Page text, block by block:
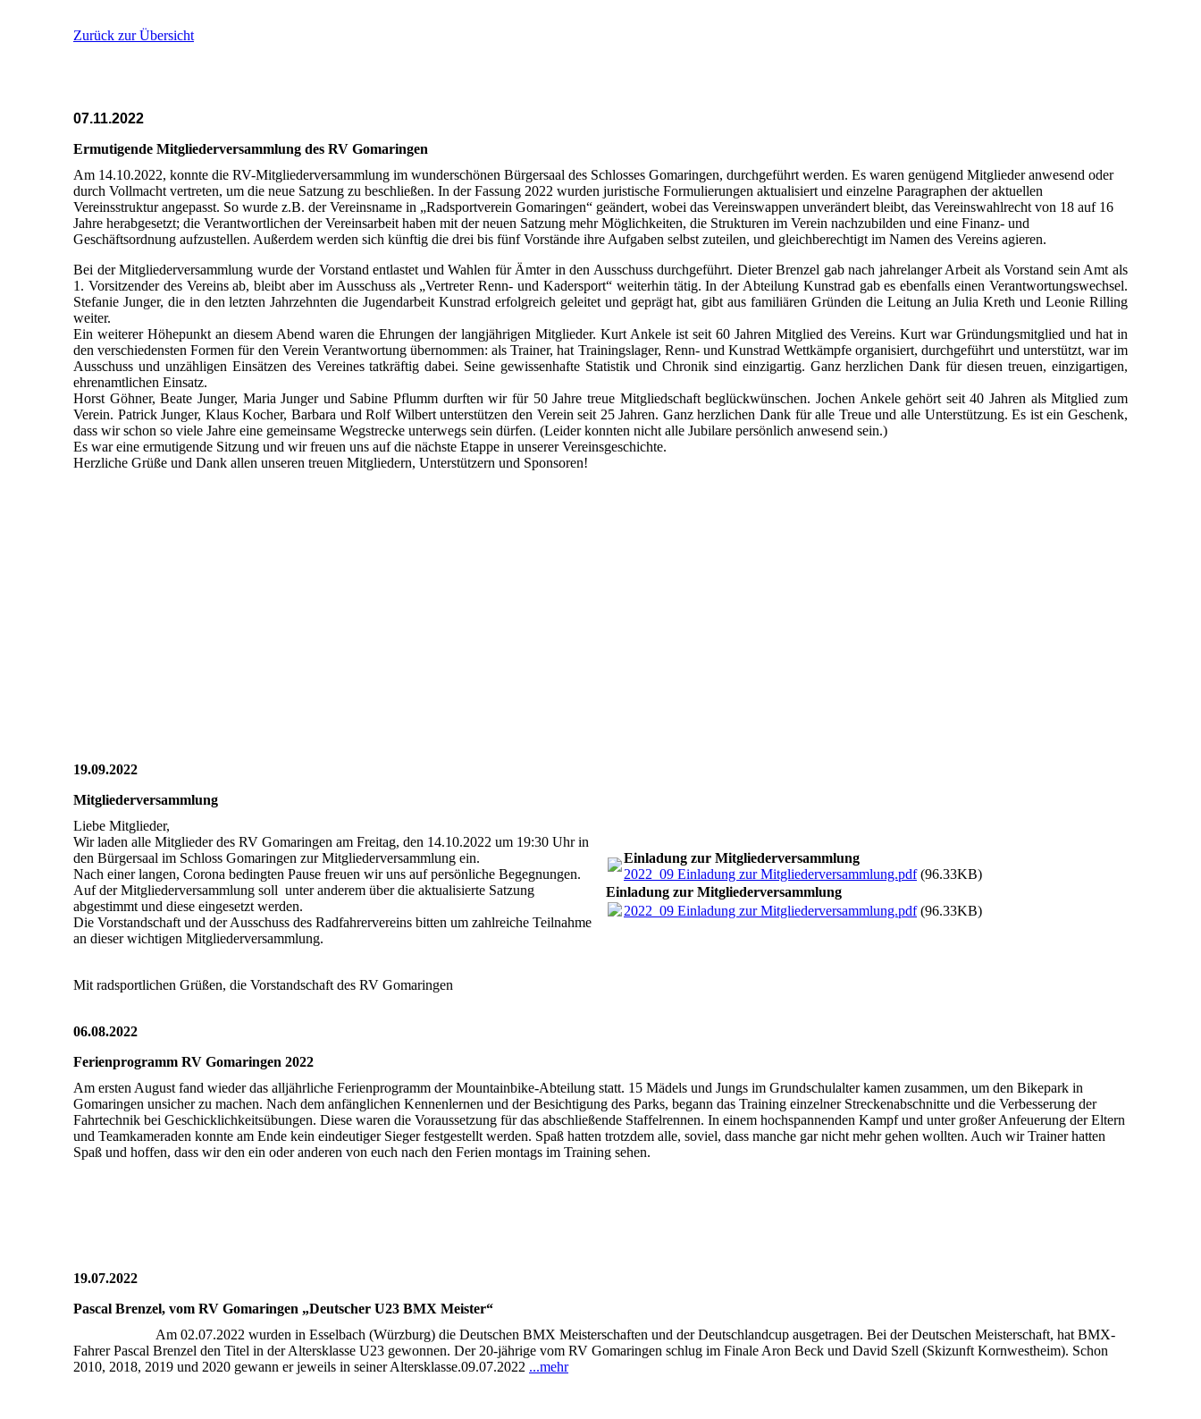
Zurück zur Übersicht
07.11.2022
Ermutigende Mitgliederversammlung des RV Gomaringen
Am 14.10.2022, konnte die RV-Mitgliederversammlung im wunderschönen Bürgersaal des Schlosses Gomaringen, durchgeführt werden. Es waren genügend Mitglieder anwesend oder
durch Vollmacht vertreten, um die neue Satzung zu beschließen. In der Fassung 2022 wurden juristische Formulierungen aktualisiert und einzelne Paragraphen der aktuellen
Vereinsstruktur angepasst. So wurde z.B. der Vereinsname in „Radsportverein Gomaringen“ geändert, wobei das Vereinswappen unverändert bleibt, das Vereinswahlrecht von 18 auf 16
Jahre herabgesetzt; die Verantwortlichen der Vereinsarbeit haben mit der neuen Satzung mehr Möglichkeiten, die Strukturen im Verein nachzubilden und eine Finanz- und
Geschäftsordnung aufzustellen. Außerdem werden sich künftig die drei bis fünf Vorstände ihre Aufgaben selbst zuteilen, und gleichberechtigt im Namen des Vereins agieren.
Bei der Mitgliederversammlung wurde der Vorstand entlastet und Wahlen für Ämter in den Ausschuss durchgeführt. Dieter Brenzel gab nach jahrelanger Arbeit als Vorstand sein Amt als
1. Vorsitzender des Vereins ab, bleibt aber im Ausschuss als „Vertreter Renn- und Kadersport“ weiterhin tätig. In der Abteilung Kunstrad gab es ebenfalls einen Verantwortungswechsel.
Stefanie Junger, die in den letzten Jahrzehnten die Jugendarbeit Kunstrad erfolgreich geleitet und geprägt hat, gibt aus familiären Gründen die Leitung an Julia Kreth und Leonie Rilling
weiter.
Ein weiterer Höhepunkt an diesem Abend waren die Ehrungen der langjährigen Mitglieder. Kurt Ankele ist seit 60 Jahren Mitglied des Vereins. Kurt war Gründungsmitglied und hat in
den verschiedensten Formen für den Verein Verantwortung übernommen: als Trainer, hat Trainingslager, Renn- und Kunstrad Wettkämpfe organisiert, durchgeführt und unterstützt, war im
Ausschuss und unzähligen Einsätzen des Vereines tatkräftig dabei. Seine gewissenhafte Statistik und Chronik sind einzigartig. Ganz herzlichen Dank für diesen treuen, einzigartigen,
ehrenamtlichen Einsatz.
Horst Göhner, Beate Junger, Maria Junger und Sabine Pflumm durften wir für 50 Jahre treue Mitgliedschaft beglückwünschen. Jochen Ankele gehört seit 40 Jahren als Mitglied zum
Verein. Patrick Junger, Klaus Kocher, Barbara und Rolf Wilbert unterstützen den Verein seit 25 Jahren. Ganz herzlichen Dank für alle Treue und alle Unterstützung. Es ist ein Geschenk,
dass wir schon so viele Jahre eine gemeinsame Wegstrecke unterwegs sein dürfen. (Leider konnten nicht alle Jubilare persönlich anwesend sein.)
Es war eine ermutigende Sitzung und wir freuen uns auf die nächste Etappe in unserer Vereinsgeschichte.
Herzliche Grüße und Dank allen unseren treuen Mitgliedern, Unterstützern und Sponsoren!
19.09.2022
Mitgliederversammlung
Liebe Mitglieder,
Wir laden alle Mitglieder des RV Gomaringen am Freitag, den 14.10.2022 um 19:30 Uhr in
den Bürgersaal im Schloss Gomaringen zur Mitgliederversammlung ein.
Nach einer langen, Corona bedingten Pause freuen wir uns auf persönliche Begegnungen.
Auf der Mitgliederversammlung soll unter anderem über die aktualisierte Satzung
abgestimmt und diese eingesetzt werden.
Die Vorstandschaft und der Ausschuss des Radfahrervereins bitten um zahlreiche Teilnahme
an dieser wichtigen Mitgliederversammlung.
Mit radsportlichen Grüßen, die Vorstandschaft des RV Gomaringen
Einladung zur Mitgliederversammlung
2022_09 Einladung zur Mitgliederversammlung.pdf(96.33KB)
Einladung zur Mitgliederversammlung
2022_09 Einladung zur Mitgliederversammlung.pdf(96.33KB)
06.08.2022
Ferienprogramm RV Gomaringen 2022
Am ersten August fand wieder das alljährliche Ferienprogramm der Mountainbike-Abteilung statt. 15 Mädels und Jungs im Grundschulalter kamen zusammen, um den Bikepark in
Gomaringen unsicher zu machen. Nach dem anfänglichen Kennenlernen und der Besichtigung des Parks, begann das Training einzelner Streckenabschnitte und die Verbesserung der
Fahrtechnik bei Geschicklichkeitsübungen. Diese waren die Voraussetzung für das abschließende Staffelrennen. In einem hochspannenden Kampf und unter großer Anfeuerung der Eltern
und Teamkameraden konnte am Ende kein eindeutiger Sieger festgestellt werden. Spaß hatten trotzdem alle, soviel, dass manche gar nicht mehr gehen wollten. Auch wir Trainer hatten
Spaß und hoffen, dass wir den ein oder anderen von euch nach den Ferien montags im Training sehen.
19.07.2022
Pascal Brenzel, vom RV Gomaringen „Deutscher U23 BMX Meister“
Am 02.07.2022 wurden in Esselbach (Würzburg) die Deutschen BMX Meisterschaften und der Deutschlandcup ausgetragen. Bei der Deutschen Meisterschaft, hat BMX-
Fahrer Pascal Brenzel den Titel in der Altersklasse U23 gewonnen. Der 20-jährige vom RV Gomaringen schlug im Finale Aron Beck und David Szell (Skizunft Kornwestheim). Schon
2010, 2018, 2019 und 2020 gewann er jeweils in seiner Altersklasse.09.07.2022 ...mehr